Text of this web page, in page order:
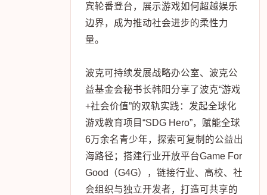
宾轮番登台，展示游戏如何超越娱乐
边界，成为推动社会进步的柔性力
量。
波克可持续发展战略办公室、波克公
益基金会秘书长韩阳分享了波克“游戏
+社会价值”的双轨实践：发起全球化
游戏教育项目“SDG Hero”，赋能全球
6万余名青少年，探索可复制的公益出
海路径；搭建行业开放平台Game For
Good（G4G），链接行业、高校、社
会组织与独立开发者，打造可共享的